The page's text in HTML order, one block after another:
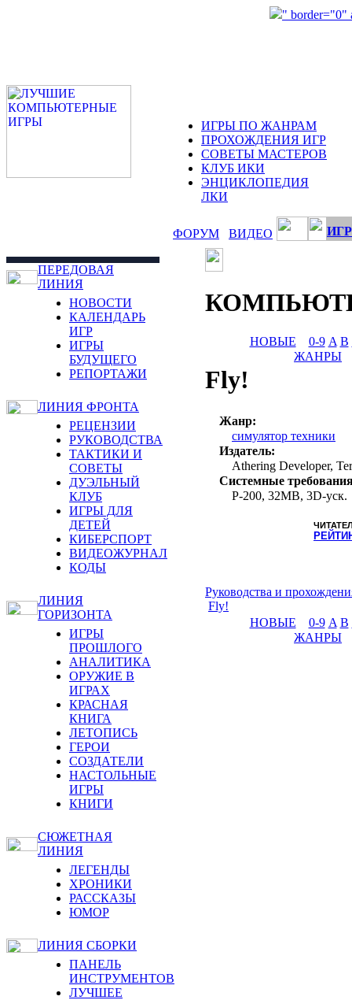
" border="0"
ИГРЫ ПО ЖАНРАМ
ПРОХОЖДЕНИЯ ИГР
СОВЕТЫ МАСТЕРОВ
КЛУБ ИКИ
ЭНЦИКЛОПЕДИЯ
ЛКИ
ФОРУМ ВИДЕО
ПЕРЕДОВАЯ
ЛИНИЯ
НОВОСТИ
КАЛЕНДАРЬ
ИГР
ИГРЫ
БУДУЩЕГО
РЕПОРТАЖИ
ЛИНИЯ ФРОНТА
РЕЦЕНЗИИ
РУКОВОДСТВА
ТАКТИКИ И
СОВЕТЫ
ДУЭЛЬНЫЙ
КЛУБ
ИГРЫ ДЛЯ
ДЕТЕЙ
КИБЕРСПОРТ
ВИДЕОЖУРНАЛ
КОДЫ
ЛИНИЯ
ГОРИЗОНТА
ИГРЫ
ПРОШЛОГО
АНАЛИТИКА
ОРУЖИЕ В
ИГРАХ
КРАСНАЯ
КНИГА
ЛЕТОПИСЬ
ГЕРОИ
СОЗДАТЕЛИ
НАСТОЛЬНЫЕ
ИГРЫ
КНИГИ
СЮЖЕТНАЯ
ЛИНИЯ
ЛЕГЕНДЫ
ХРОНИКИ
РАССКАЗЫ
ЮМОР
ЛИНИЯ СБОРКИ
ПАНЕЛЬ
ИНСТРУМЕНТОВ
ЛУЧШЕЕ
НОВЫЕ 0-9 A B
ЖАНРЫ
Fly!
Жанр:
симулятор техники
Издатель:
Athering Developer,
Системные
P-200, 32MB, 3D-уск.
Руководства и
Fly!
НОВЫЕ
0-9 A B
ЖАНРЫ